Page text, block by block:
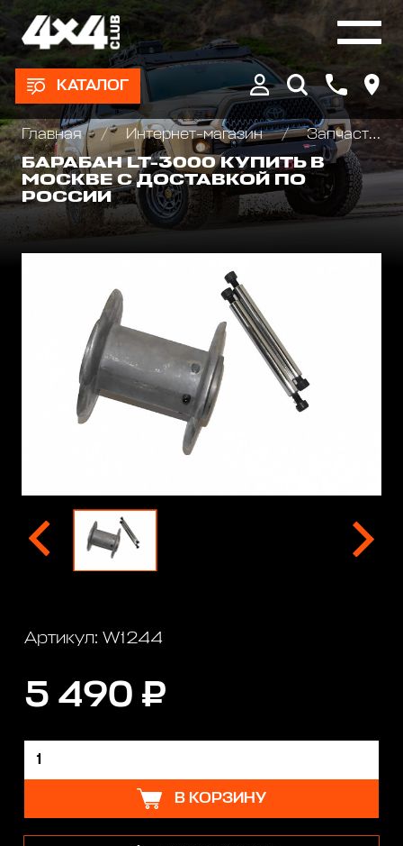
КАТАЛОГ
Главная Интернет-магазин
Запчасти и Аксессуары для лебедок
БАРАБАН LT-3000 КУПИТЬ В
МОСКВЕ С ДОСТАВКОЙ ПО
РОССИИ
Артикул: W1244
5 490 ₽
В КОРЗИНУ